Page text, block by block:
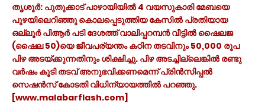
തൃശൂർ: പുതുക്കാട് പാഴായിയിൽ 4 വയസുകാരി മേബയെ
പുഴയിലെറിഞ്ഞു കൊലപ്പെടുത്തിയ കേസിൽ പ്രതിയായ
ഒല്ലൂർ പിആർ‌ പടി ദേശത്ത് വാലിപ്പറമ്പൻ വീട്ടിൽ ഷൈലജ
(ഷൈല 50)യെ ജീവപര്യന്തം കഠിന തടവിനും 50,000 രൂപ
പിഴ അടയ്ക്കുന്നതിനും ശിക്ഷിച്ചു. പിഴ അടച്ചില്ലെങ്കിൽ രണ്ടു
വർഷം കൂടി തടവ് അനുഭവിക്കണമെന്ന് പ്രിൻസിപ്പൽ
സെഷൻസ് കോടതി വിധിന്യായത്തിൽ പറഞ്ഞു.
[www.malabarflash.com]